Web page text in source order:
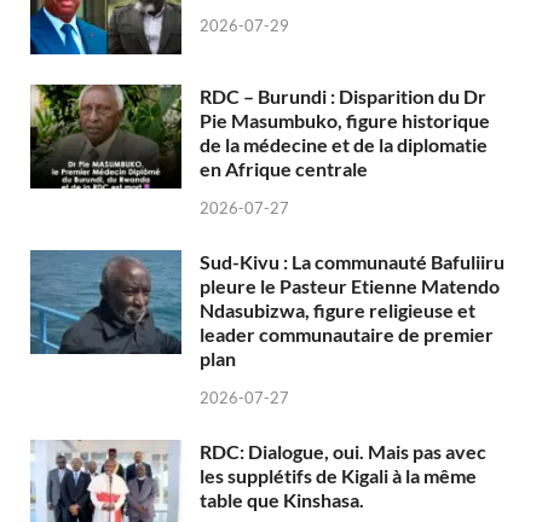
2026-07-29
RDC – Burundi : Disparition du Dr
Pie Masumbuko, figure historique
de la médecine et de la diplomatie
en Afrique centrale
2026-07-27
Sud-Kivu : La communauté Bafuliiru
pleure le Pasteur Etienne Matendo
Ndasubizwa, figure religieuse et
leader communautaire de premier
plan
2026-07-27
RDC: Dialogue, oui. Mais pas avec
les supplétifs de Kigali à la même
table que Kinshasa.